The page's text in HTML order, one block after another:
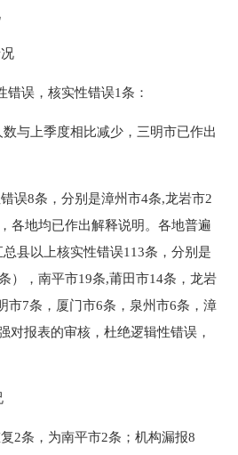
错误，核实性错误1条：
与上季度相比减少，三明市已作出
误8条，分别是漳州市4条,龙岩市2
各地均已作出解释说明。 各地普遍
县以上核实性错误113条，分别是
），南平市19条,莆田市14条，龙岩
市7条，厦门市6条，泉州市6条，漳
对报表的审核，杜绝逻辑性错误，
2条，为南平市2条；机构漏报8